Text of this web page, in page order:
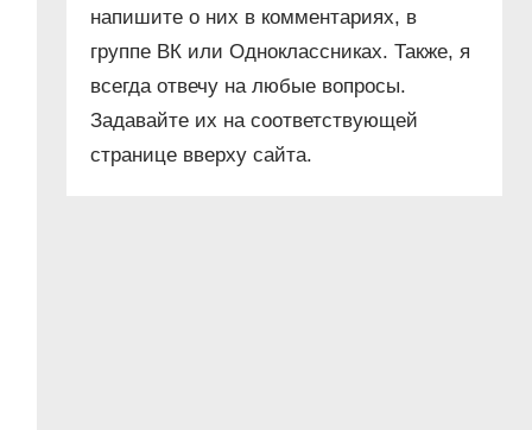
напишите о них в комментариях, в
группе ВК или Одноклассниках. Также, я
всегда отвечу на любые вопросы.
Задавайте их на соответствующей
странице вверху сайта.